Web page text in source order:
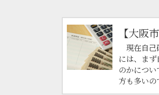
【大阪
現在自己
には、ま
のかにつ
方も多い